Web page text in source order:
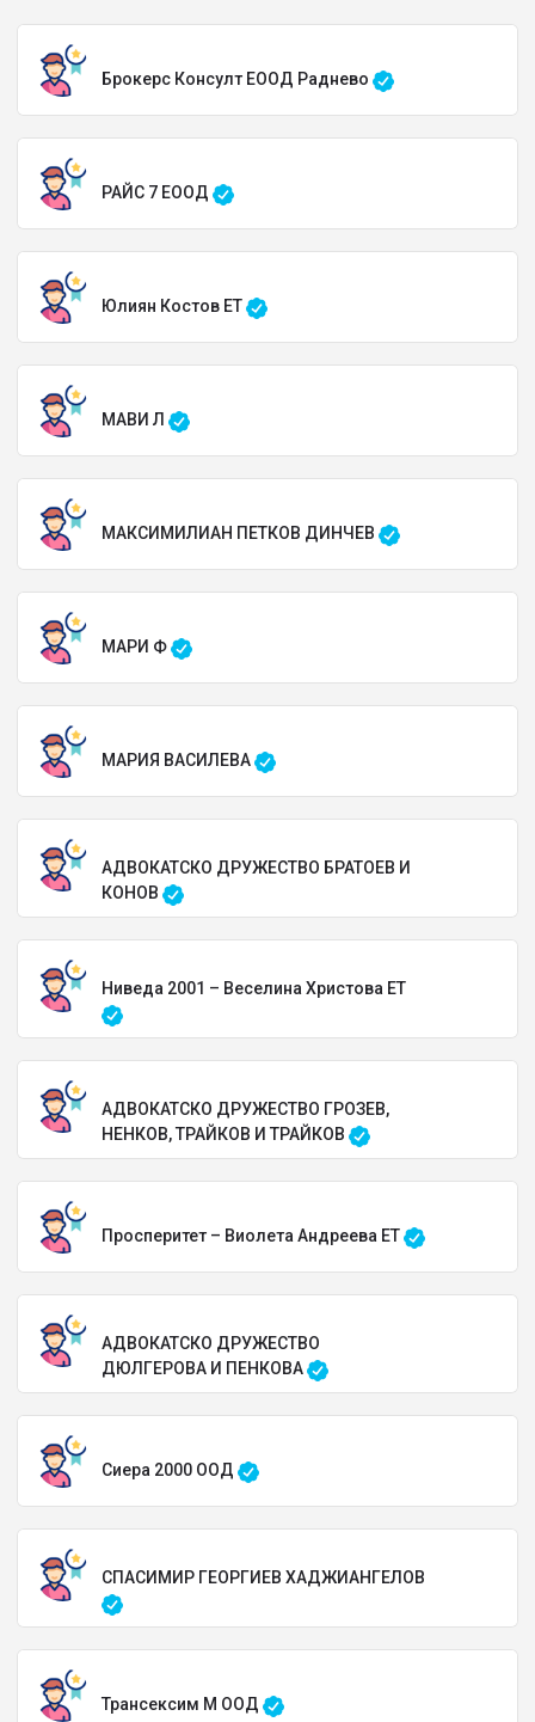
Брокерс Консулт ЕООД Раднево
РАЙС 7 ЕООД
Юлиян Костов ЕТ
МАВИ Л
МАКСИМИЛИАН ПЕТКОВ ДИНЧЕВ
МАРИ Ф
МАРИЯ ВАСИЛЕВА
АДВОКАТСКО ДРУЖЕСТВО БРАТОЕВ И
КОНОВ
Ниведа 2001 – Веселина Христова ЕТ
АДВОКАТСКО ДРУЖЕСТВО ГРОЗЕВ,
НЕНКОВ, ТРАЙКОВ И ТРАЙКОВ
Просперитет – Виолета Андреева ЕТ
АДВОКАТСКО ДРУЖЕСТВО
ДЮЛГЕРОВА И ПЕНКОВА
Сиера 2000 ООД
СПАСИМИР ГЕОРГИЕВ ХАДЖИАНГЕЛОВ
Трансексим М ООД